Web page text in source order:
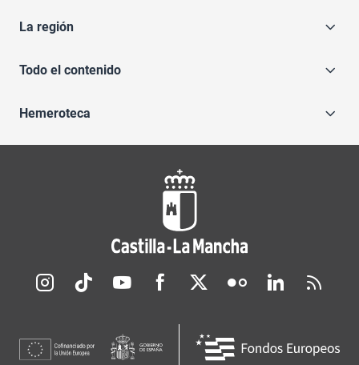
La región
Todo el contenido
Hemeroteca
Redes sociales JCCM